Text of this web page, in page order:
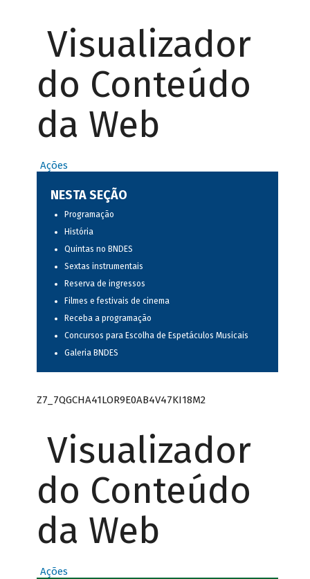
Visualizador
do Conteúdo
da Web
Ações
NESTA SEÇÃO
Programação
História
Quintas no BNDES
Sextas instrumentais
Reserva de ingressos
Filmes e festivais de cinema
Receba a programação
Concursos para Escolha de Espetáculos Musicais
Galeria BNDES
Z7_7QGCHA41LOR9E0AB4V47KI18M2
Visualizador
do Conteúdo
da Web
Ações